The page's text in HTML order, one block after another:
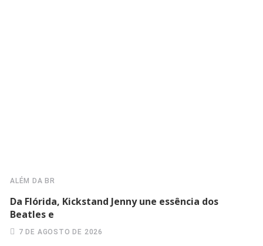
ALÉM DA BR
Da Flórida, Kickstand Jenny une essência dos
Beatles e
7 DE AGOSTO DE 2026